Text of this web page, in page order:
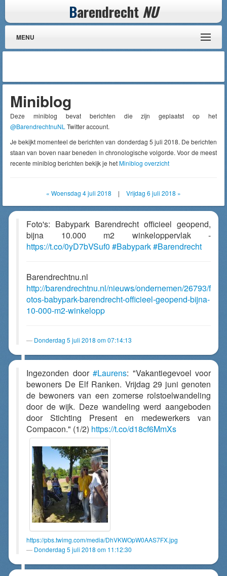
Barendrecht NU
MENU
Miniblog
Deze miniblog bevat berichten die zijn geplaatst op het
@BarendrechtnuNL Twitter account.
Je bekijkt momenteel de berichten van donderdag 5 juli 2018. De berichten
staan van boven naar beneden in chronologische volgorde. Voor de meest
recente miniblog berichten bekijk je hetMiniblog overzicht
« Woensdag 4 juli 2018 | Vrijdag 6 juli 2018 »
Foto's: Babypark Barendrecht officieel geopend,
bijna 10.000 m2 winkeloppervlak -
https://t.co/0yD7bVSuf0 #Babypark#Barendrecht
Barendrechtnu.nl
http://barendrechtnu.nl/nieuws/ondernemen/26793/f
otos-babypark-barendrecht-officieel-geopend-bijna-
10-000-m2-winkelopp
Donderdag 5 juli 2018 om 07:14:13
Ingezonden door #Laurens: "Vakantiegevoel voor
bewoners De Elf Ranken. Vrijdag 29 juni genoten
de bewoners van een zomerse rolstoelwandeling
door de wijk. Deze wandeling werd aangeboden
door Stichting Present en medewerkers van
Compacon." (1/2) https://t.co/d18cf6MmXs
https://pbs.twimg.com/media/DhVKWOpW0AAS7FX.jpg
Donderdag 5 juli 2018 om 11:12:30